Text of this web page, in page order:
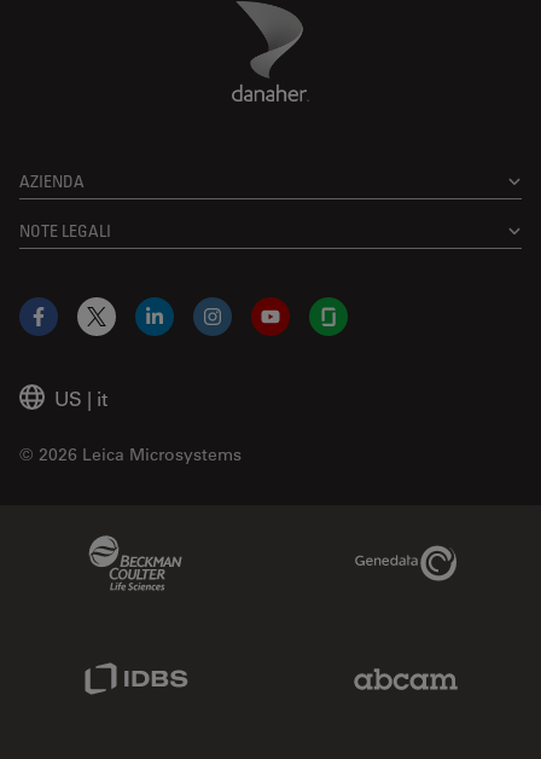
Danaher Logo
AZIENDA
NOTE LEGALI
US | it
© 2026 Leica Microsystems
Facebook
X LinkedInInstagramYouTubeGlassdoor
Genedata Link